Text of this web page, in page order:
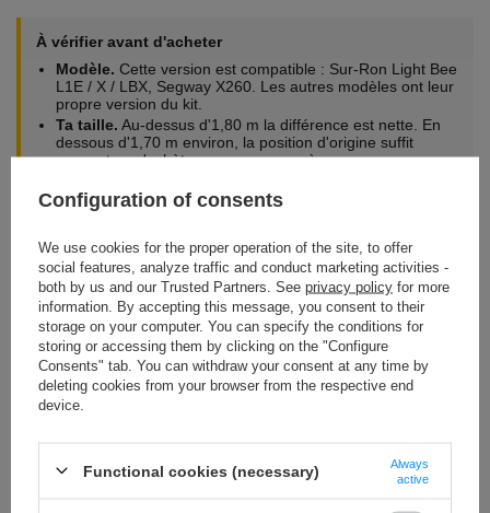
À vérifier avant d'acheter
Modèle. Cette version est compatible : Sur-Ron Light Bee
L1E / X / LBX, Segway X260. Les autres modèles ont leur
propre version du kit.
Ta taille. Au-dessus d'1,80 m la différence est nette. En
dessous d'1,70 m environ, la position d'origine suffit
souvent — n'achète pas ça au cas où.
garde en moins sous la cale, ça compte. En forêt et sur
les trails, aucune importance.
elles sont usées, prends les repose-pieds 96 CNC en
même temps.
Questions fréquentes
Est-ce que ça réduit la garde au sol de la moto ?
Le cadre, la suspension et la batterie restent à hauteur d'origine.
technique elles accrochent plus facilement ; sinon aucune
incidence.
Configuration of consents
We use cookies for the proper operation of the site, to offer
social features, analyze traffic and conduct marketing activities -
both by us and our Trusted Partners. See privacy policy for more
information. By accepting this message, you consent to their
storage on your computer. You can specify the conditions for
storing or accessing them by clicking on the "Configure
Consents" tab. You can withdraw your consent at any time by
deleting cookies from your browser from the respective end
device.
Functional cookies (necessary)
Always
active